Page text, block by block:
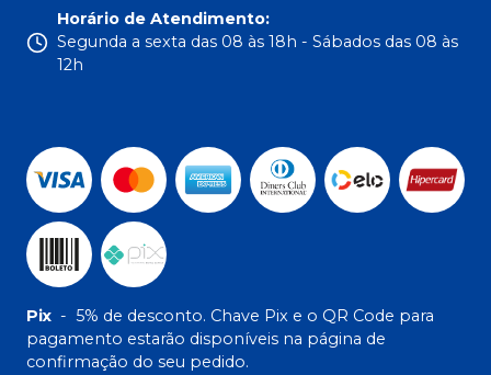
Horário de Atendimento:
Segunda a sexta das 08 às 18h - Sábados das 08 às
12h
Pix - 5% de desconto. Chave Pix e o QR Code para
pagamento estarão disponíveis na página de
confirmação do seu pedido.